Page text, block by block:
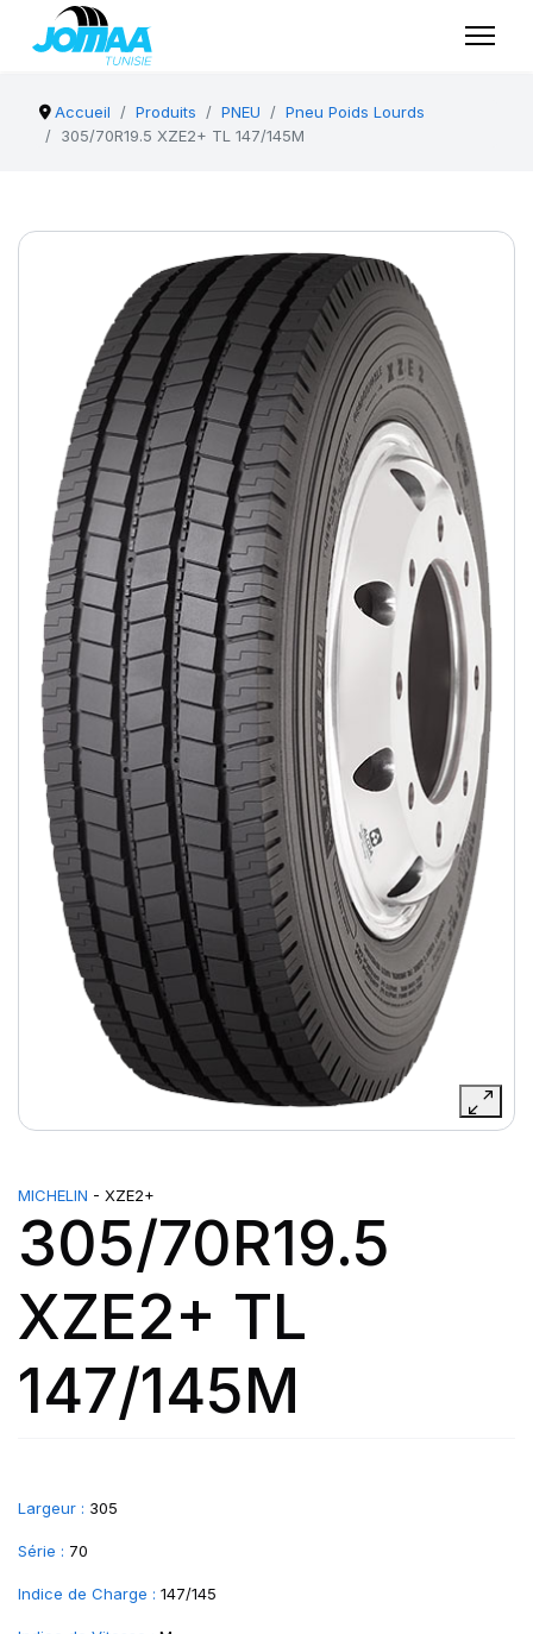
Accueil Produits PNEU
Pneu Poids Lourds
305/70R19.5 XZE2+ TL 147/145M
MICHELIN - XZE2+
305/70R19.5
XZE2+ TL
147/145M
Largeur : 305
Série : 70
Indice de Charge : 147/145